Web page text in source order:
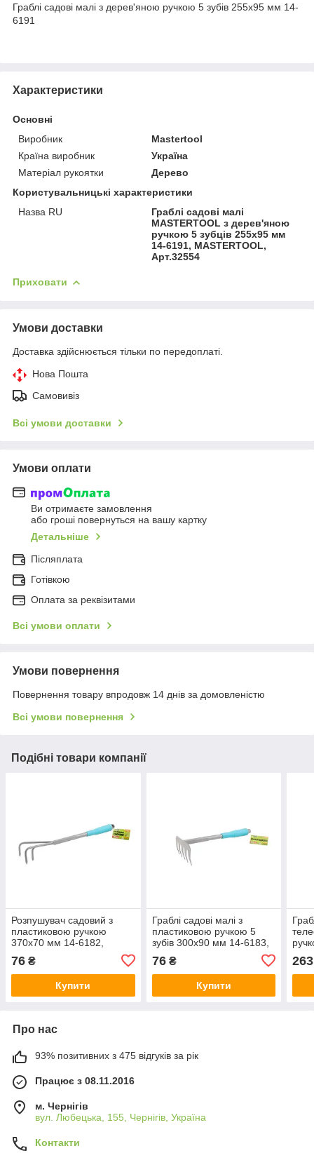
Граблі садові малі з дерев'яною ручкою 5 зубів 255х95 мм 14-
6191
Характеристики
Основні
Виробник
Mastertool
Країна виробник
Україна
Матеріал рукоятки
Дерево
Користувальницькі характеристики
Назва RU
Граблі садові малі
MASTERTOOL з дерев'яною
ручкою 5 зубців 255х95 мм
14-6191, MASTERTOOL,
Арт.32554
Приховати
Умови доставки
Доставка здійснюється тільки по передоплаті.
Нова Пошта
Самовивіз
Всі умови доставки
Умови оплати
Ви отримаєте замовлення
або гроші повернуться на вашу картку
Детальніше
Післяплата
Готівкою
Оплата за реквізитами
Всі умови оплати
Умови повернення
Повернення товару впродовж 14 днів за домовленістю
Всі умови повернення
Подібні товари компанії
Розпушувач садовий з
пластиковою ручкою
370х70 мм 14-6182,
MASTERTOOL, Арт.51316
76 ₴
Купити
Граблі садові малі з
пластиковою ручкою 5
зубів 300х90 мм 14-6183,
MASTERTOOL, Арт.51317
76₴
Купити
263
Про нас
93% позитивних з 475 відгуків за рік
Працює з 08.11.2016
м. Чернігів
вул. Любецька, 155, Чернігів, Україна
Контакти